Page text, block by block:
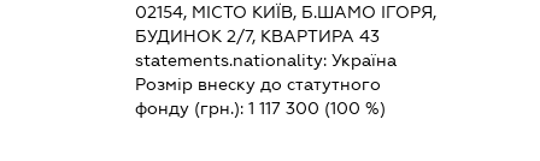
02154, МІСТО КИЇВ, Б.ШАМО ІГОРЯ,
БУДИНОК 2/7, КВАРТИРА 43
statements.nationality:Україна
Розмір внеску до статутного
фонду (грн.):1 117 300 (100 %)